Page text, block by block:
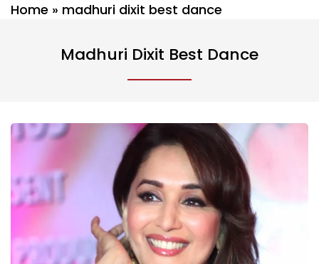
Home » madhuri dixit best dance
Madhuri Dixit Best Dance